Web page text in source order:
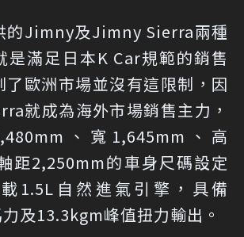
的Jimny及Jimny Sierra兩種
是滿足日本K Car規範的銷售
了歐洲市場並沒有這限制，因
就成為海外市場銷售主力，
、寬1,645mm、高
距2,250mm的車身尺碼設定
1.5L自然進氣引擎，具備
及13.3kgm峰值扭力輸出。